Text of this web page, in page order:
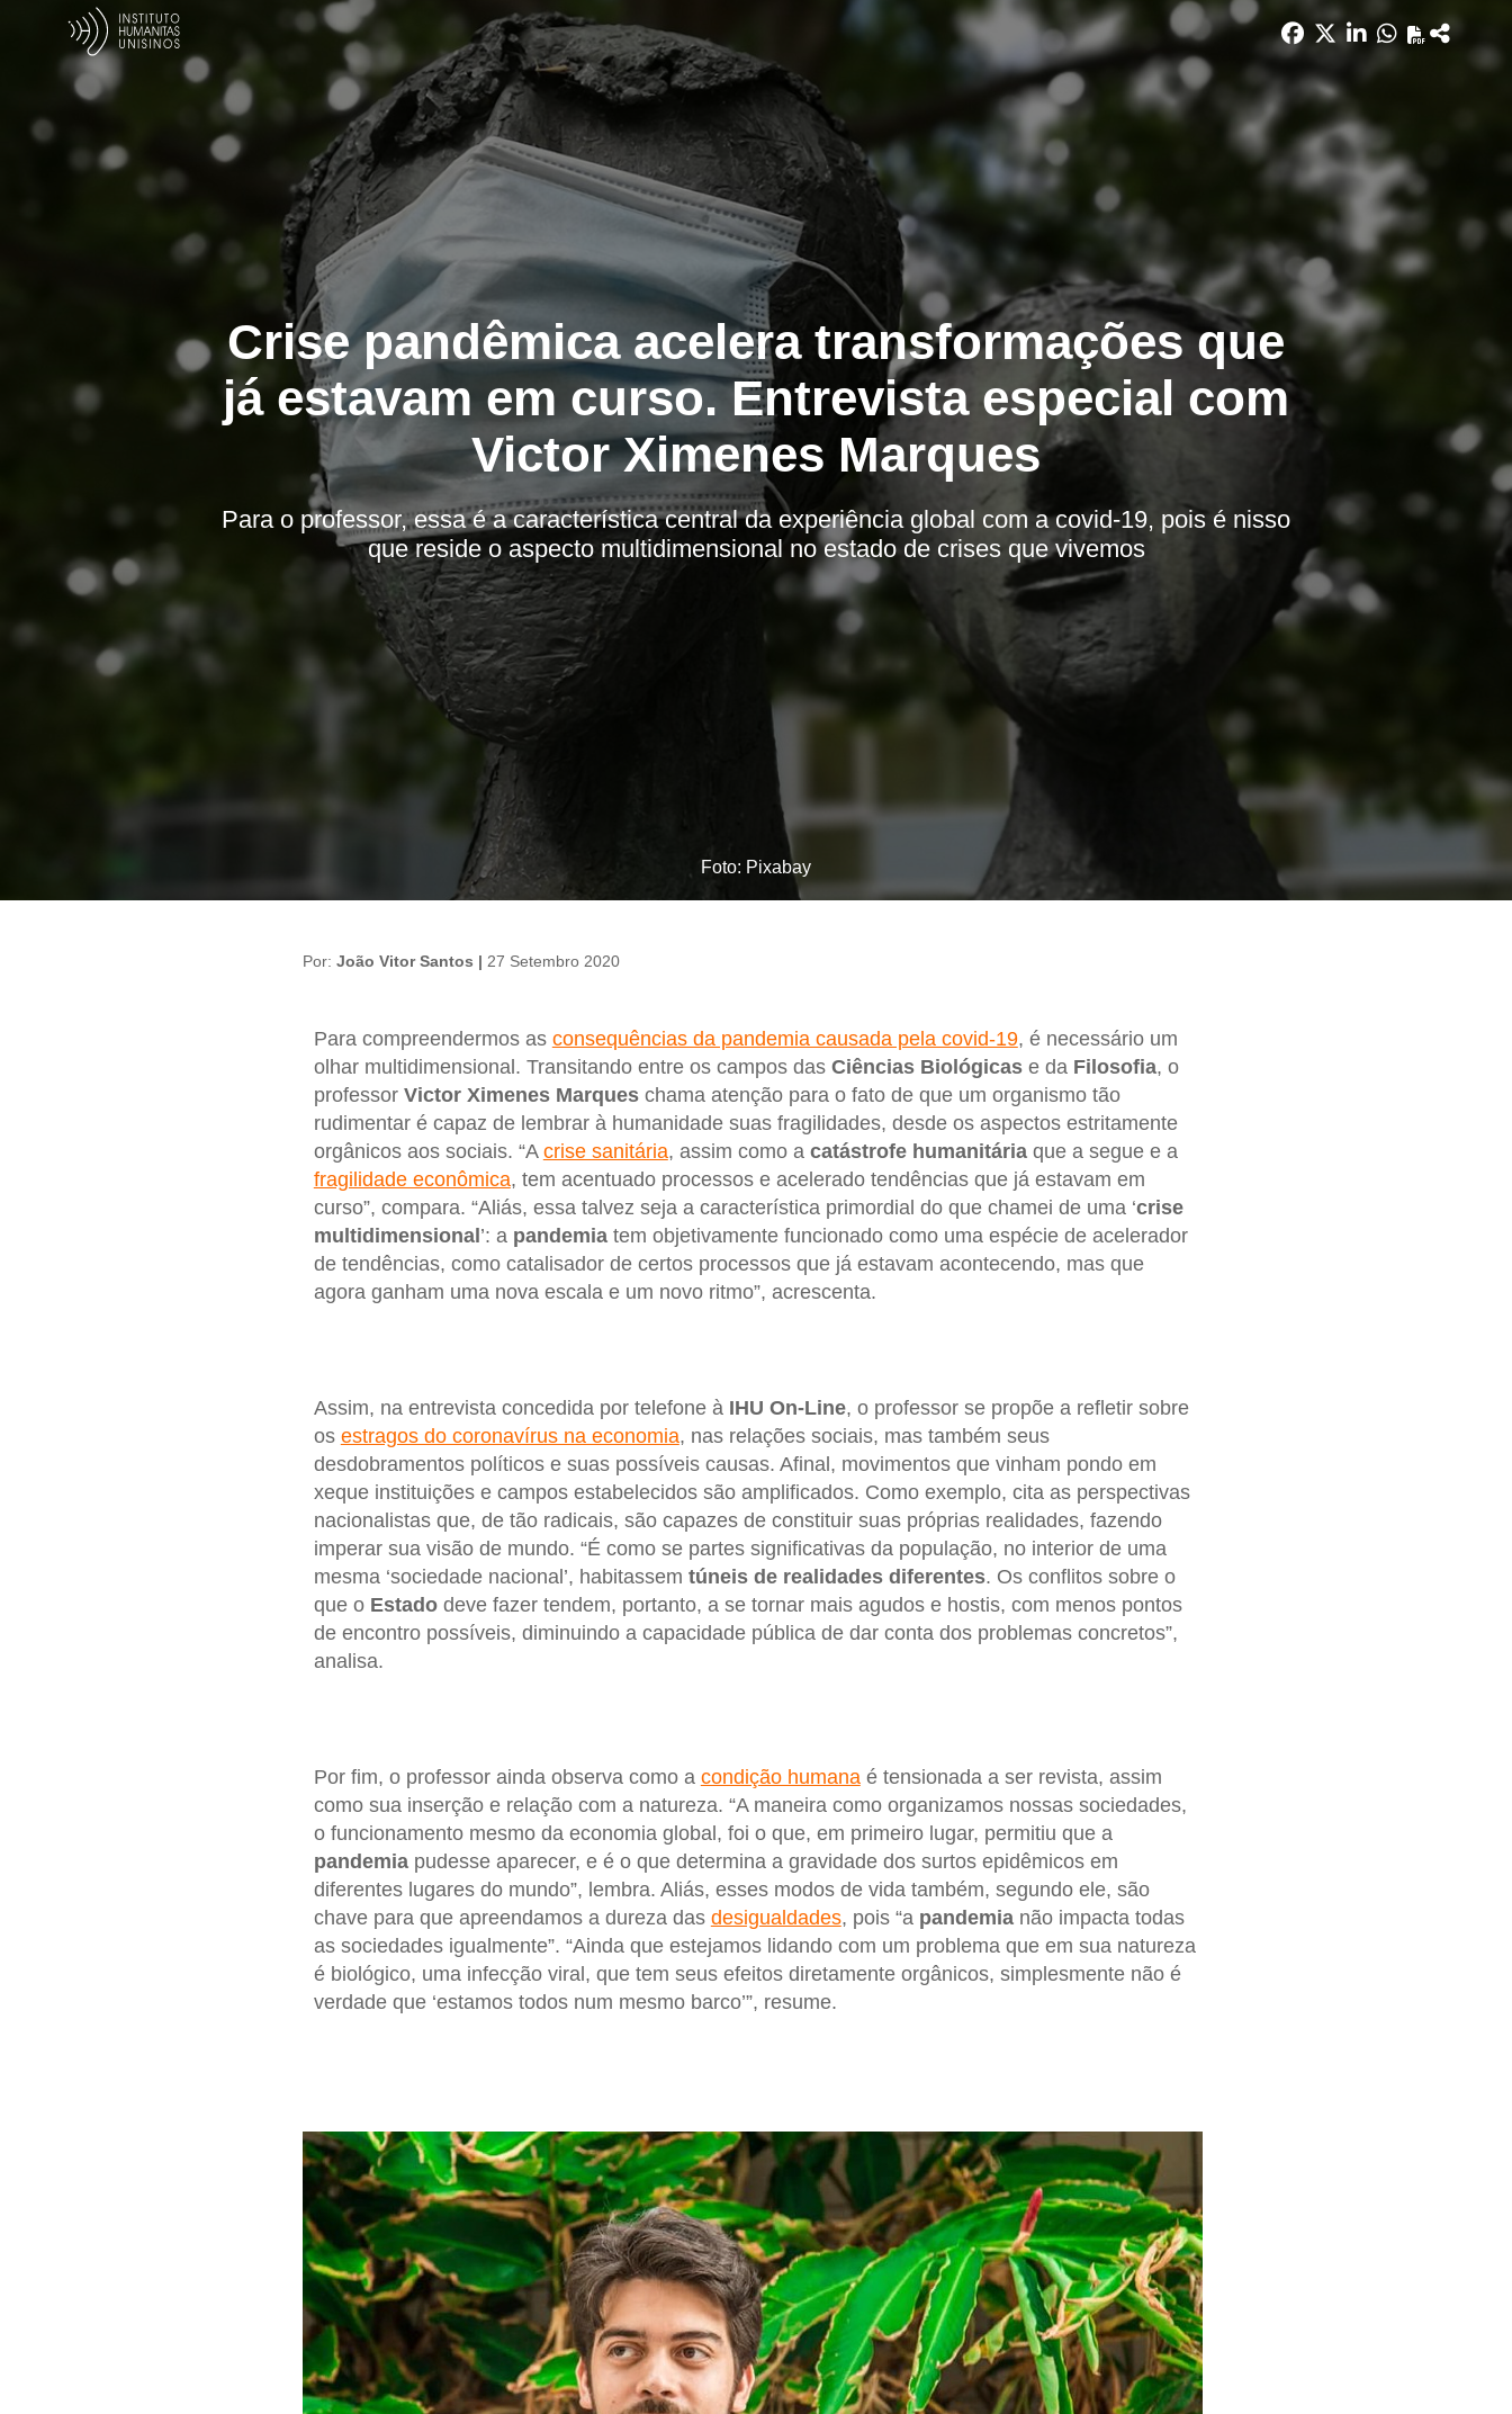
Crise pandêmica acelera transformações que
já estavam em curso. Entrevista especial com
Victor Ximenes Marques
Para o professor, essa é a característica central da experiência global com a covid-19, pois é nisso
que reside o aspecto multidimensional no estado de crises que vivemos
Foto: Pixabay
Por: João Vitor Santos | 27 Setembro 2020
Para compreendermos as consequências da pandemia causada pela covid-19, é necessário um
olhar multidimensional. Transitando entre os campos dasCiências Biológicase da Filosofia, o
professor Victor Ximenes Marqueschama atenção para o fato de que um organismo tão
rudimentar é capaz de lembrar à humanidade suas fragilidades, desde os aspectos estritamente
orgânicos aos sociais. “A crise sanitária, assim como a catástrofe humanitáriaque a segue e a
fragilidade econômica, tem acentuado processos e acelerado tendências que já estavam em
curso”, compara. “Aliás, essa talvez seja a característica primordial do que chamei de uma ‘crise
multidimensional’: a pandemiatem objetivamente funcionado como uma espécie de acelerador
de tendências, como catalisador de certos processos que já estavam acontecendo, mas que
agora ganham uma nova escala e um novo ritmo”, acrescenta.
Assim, na entrevista concedida por telefone àIHU On-Line, o professor se propõe a refletir sobre
os estragos do coronavírus na economia, nas relações sociais, mas também seus
desdobramentos políticos e suas possíveis causas. Afinal, movimentos que vinham pondo em
xeque instituições e campos estabelecidos são amplificados. Como exemplo, cita as perspectivas
nacionalistas que, de tão radicais, são capazes de constituir suas próprias realidades, fazendo
imperar sua visão de mundo. “É como se partes significativas da população, no interior de uma
mesma ‘sociedade nacional’, habitassem túneis de realidades diferentes. Os conflitos sobre o
que o Estadodeve fazer tendem, portanto, a se tornar mais agudos e hostis, com menos pontos
de encontro possíveis, diminuindo a capacidade pública de dar conta dos problemas concretos”,
analisa.
Por fim, o professor ainda observa como a condição humanaé tensionada a ser revista, assim
como sua inserção e relação com a natureza. “A maneira como organizamos nossas sociedades,
o funcionamento mesmo da economia global, foi o que, em primeiro lugar, permitiu que a
pandemiapudesse aparecer, e é o que determina a gravidade dos surtos epidêmicos em
diferentes lugares do mundo”, lembra. Aliás, esses modos de vida também, segundo ele, são
chave para que apreendamos a dureza das desigualdades, pois “a pandemianão impacta todas
as sociedades igualmente”. “Ainda que estejamos lidando com um problema que em sua natureza
é biológico, uma infecção viral, que tem seus efeitos diretamente orgânicos, simplesmente não é
verdade que ‘estamos todos num mesmo barco’”, resume.